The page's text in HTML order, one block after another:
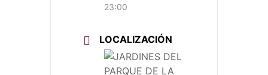
23:00
LOCALIZACIÓN